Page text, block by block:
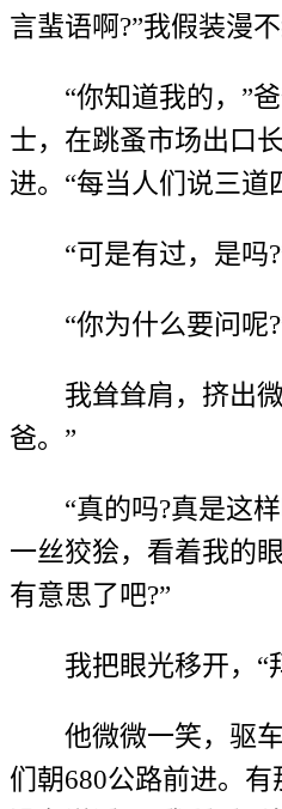
言蜚语啊?”我假装漫
“你知道我的，”
士，在跳蚤市场出口
进。“每当人们说三道
“可是有过，是吗
“你为什么要问呢
我耸耸肩，挤出
爸。”
“真的吗?真是这
一丝狡狯，看着我的
有意思了吧?”
我把眼光移开，“
他微微一笑，驱
们朝680公路前进。